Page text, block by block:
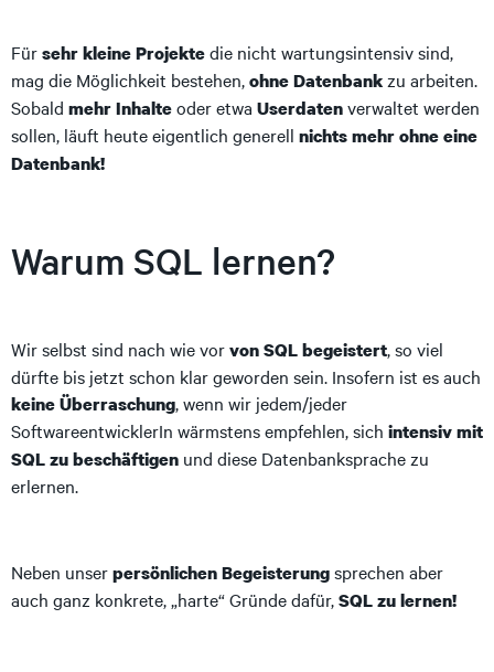
Fürsehr kleine Projektedie nicht wartungsintensiv sind,
mag die Möglichkeit bestehen,ohne Datenbankzu arbeiten.
Sobald mehr Inhalteoder etwa Userdatenverwaltet werden
sollen, läuft heute eigentlich generell nichts mehr ohne eine
Datenbank!
Warum SQL lernen?
Wir selbst sind nach wie vorvon SQL begeistert, so viel
dürfte bis jetzt schon klar geworden sein. Insofern ist es auch
keine Überraschung, wenn wir jedem/jeder
SoftwareentwicklerIn wärmstens empfehlen, sich intensiv mit
SQL zu beschäftigen und diese Datenbanksprache zu
erlernen.
Neben unserpersönlichen Begeisterungsprechen aber
auch ganz konkrete, „harte“ Gründe dafür,SQL zu lernen!